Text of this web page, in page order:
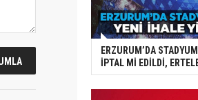
ERZURUM’DA
İPTAL Mİ EDİLDİ,